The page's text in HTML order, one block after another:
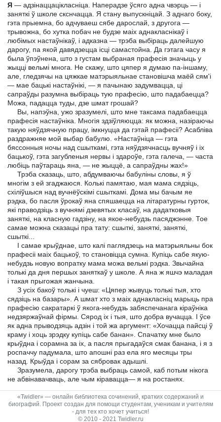
Я — адзінаццацікласніца. Наперадзе ўсяго адна чвэрць — і
заняткі ў школе скснчацца. Я стану выпускніцай. З аднаго боку,
гэта прыемна, бо адчуваеш сябе дарослай, з другога —
трывожна, бо хутка побач не будзе маіх аднакласнікаў і
любімых настаўнікаў, і адказна — трэба выбіраць далейшую
дарогу, па якой давядзецца ісці самастойна. Да гэтага часу я
была ўпэўнена, што з густам выбраная прафесія значыць у
жыцці вельмі многа. Не скажу, што цяпер я думаю па-іншаму,
але, гледзячы на цяжкае матэрыяльнае становішча маёй сям'і
— мае бацькі настаўнікі, — я пачынаю задумвацца, ці
сапраўды разумна выбіраць тую прафесію, што падабаецца?
Можа, падацца туды, дзе шмат грошай?
Вы, напэўна, ужо зразумелі, што мне таксама падабаецца
прафесія настаўніка. Многія здзіўляюцца: як можна, назіраючы
такую няўдзячную працу, імкнуцца да гэтай прафесіі? Асабліва
раздражняе мой выбар бабулю. «Настаўніца — гэта
бяссонныя ночы над сшыткамі, гэта няўдзячнасць вучняў і іх
бацькоў, гэта загубленыя нервы і здароўе, гэта галеча, — часта
любіць паўтараць яна, — не жыццё, а сапраўдны жах!»
Трэба сказаць, што, абдумваючы бабуліны словы, я ў
многім з ей згаджаюся. Колькі памятаю, мая мама сядзіць,
схіліўшыся над вучнёўскімі сшыткамі. Дома мы бачым яе
рэдка, бо пасля ўрокаў яна спяшаецца на літаратурны гурток,
які праводзіць з вучнямі дзевятых класаў, на дадатковыя
заняткі, на класную гадзіну, на якое-небудзь пасяджэнне. Тое
самае можна сказацьі пра тату: сшыткі, заняткі, заняткі,
сшыткі...
I самае крыўднае, што калі паглядзець на матэрыяльны бок
прафесіі маіх бацькоў, то становіцца сумна. Купіць сабе якую-
небудзь новую вопратку мама можа вельмі рэдка. Звычайна
толькі да дня першых заняткаў у школе. А яна ж яшчэ маладая
і такая прыгожая жанчына.
З усіх бакоў толькі і чуеш: «Цяпер жывуць толькі тыя, хто
сядзіць на базары». А шмат хто з маіх аднакласніц марыць пра
прафесію сакратаркі ў якога-небудзь забяспечанага кіраўніка
недзяржаўнай фірмы. Сярод іх і тыя, што добра вучацца. I ўсе
як адна прыводзяць адзін і той жа аргумент: «Хочацца пайсці ў
краму і хоць зрэдку купіць сабе банан». Спачатку мне было
крыўдна і сорамна за іх, а пасля прыгадаўся смак банана, і я з
роспаччу падумала, што апошні раз ела яго месяцы тры
назад. Крыўда і сорам за сябровак адышлі.
Зразумела, дарогу трэба выбраць самой, каб потым нікога
не абвінавачваць, але чым кіравацца— я на ростанях.
«Twidler» — онлайн библиотека сочинений, кратких содержаний и
биографий. Проект создан для помощи студентам, ученикам и учителям
- для тех кто хочет учиться!
© 2010 - 2021 Twidler.ru